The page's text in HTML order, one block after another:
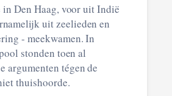
Den Haag, voor uit Indië
uit zeelieden en
- meekwamen. In
stonden toen al
argumenten tégen de
thuishoorde.